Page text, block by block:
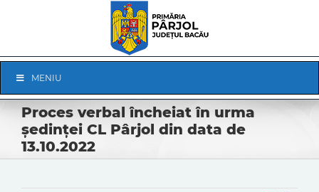
Navigation
MENIU
Proces verbal încheiat în urma
ședinței CL Pârjol din data de
13.10.2022